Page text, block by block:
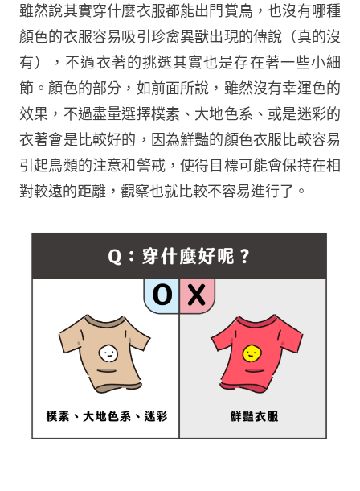
雖然說其實穿什麼衣服都能出門賞鳥，也沒有哪種
顏色的衣服容易吸引珍禽異獸出現的傳說（真的沒
有），不過衣著的挑選其實也是存在著一些小細
節。顏色的部分，如前面所說，雖然沒有幸運色的
效果，不過盡量選擇樸素、大地色系、或是迷彩的
衣著會是比較好的，因為鮮豔的顏色衣服比較容易
引起鳥類的注意和警戒，使得目標可能會保持在相
對較遠的距離，觀察也就比較不容易進行了。